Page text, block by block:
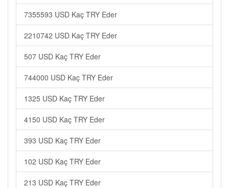
7355593 USD Kaç TRY Eder
2210742 USD Kaç TRY Eder
507 USD Kaç TRY Eder
744000 USD Kaç TRY Eder
1325 USD Kaç TRY Eder
4150 USD Kaç TRY Eder
393 USD Kaç TRY Eder
102 USD Kaç TRY Eder
213 USD Kaç TRY Eder